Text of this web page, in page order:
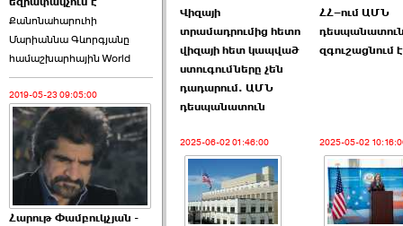
Ռուբեն Ռուբինյանը ›››
2026-06-23 21:28:00
«Ժողովուրդ»-ը
հերթական ›››
Քանոնահարուհի
Մարիաննա Գևորգյանը
համաշխարհային World
2019-05-23 09:05:00
Հարութ Փամբուկչյան -
Վիզայի
տրամադրումից հետո
վիզայի հետ կապված
ստուգումները չեն
դադարում. ԱՄՆ
դեսպանատուն
ՀՀ–ում ԱՄՆ
զգուշացնում է
2025-06-02 01:46:00 2025-05-02